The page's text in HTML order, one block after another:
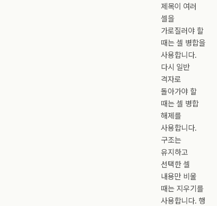
제목이 여러
셀을
가로질러야 할
때는 셀 병합을
사용합니다.
다시 일반
격자로
돌아가야 할
때는 셀 병합
해제를
사용합니다.
구조는
유지하고
선택한 셀
내용만 비울
때는 지우기를
사용합니다. 행